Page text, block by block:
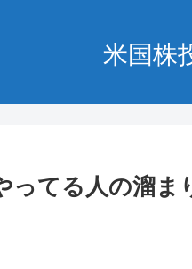
米国株
ってる人の溜ま